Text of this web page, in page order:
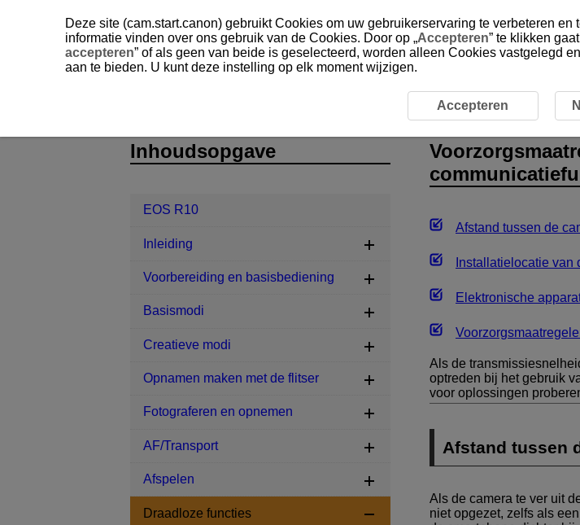
Draadloze functies Voorzorgsmaatregelen voor de
Afstand tussen de
Installatielocatie van
Elektronische
Als de
optreden bij het gebruik
voor oplossingen
Afstand tussen
Als de camera te ver uit
niet opgezet, zelfs als
Inhoudsopgave
EOS R10
Inleiding
Voorbereiding en basisbediening
Basismodi
Creatieve modi
Opnamen maken met de flitser
Fotograferen en opnemen
AF/Transport
Afspelen
Draadloze functies
Deze site (cam.start.canon) gebruikt Cookies om uw gebruikerservaring te verbeteren
informatie vinden over ons gebruik van de Cookies. Door op „Accepteren” te klikken
accepteren” of als geen van beide is geselecteerd, worden alleen Cookies vastgelegd
aan te bieden. U kunt deze instelling op elk moment wijzigen.
Accepteren